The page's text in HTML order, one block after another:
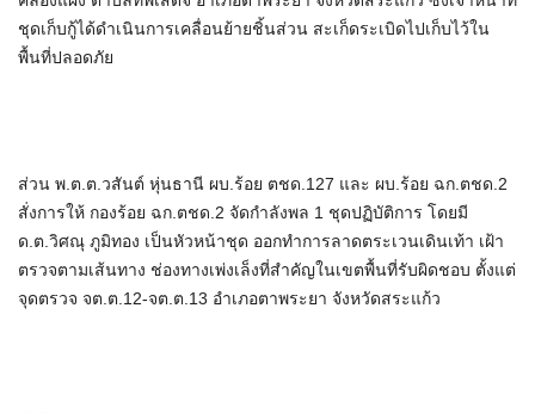
ชุดเก็บกู้ได้ดำเนินการเคลื่อนย้ายชิ้นส่วน สะเก็ดระเบิดไปเก็บไว้ใน
พื้นที่ปลอดภัย
ส่วน พ.ต.ต.วสันต์ หุ่นธานี ผบ.ร้อย ตชด.127 และ ผบ.ร้อย ฉก.ตชด.2
สั่งการให้ กองร้อย ฉก.ตชด.2 จัดกำลังพล 1 ชุดปฏิบัติการ โดยมี
ด.ต.วิศณุ ภูมิทอง เป็นหัวหน้าชุด ออกทำการลาดตระเวนเดินเท้า เฝ้า
ตรวจตามเส้นทาง ช่องทางเพ่งเล็งที่สำคัญในเขตพื้นที่รับผิดชอบ ตั้งแต่
จุดตรวจ จต.ต.12-จต.ต.13 อำเภอตาพระยา จังหวัดสระแก้ว